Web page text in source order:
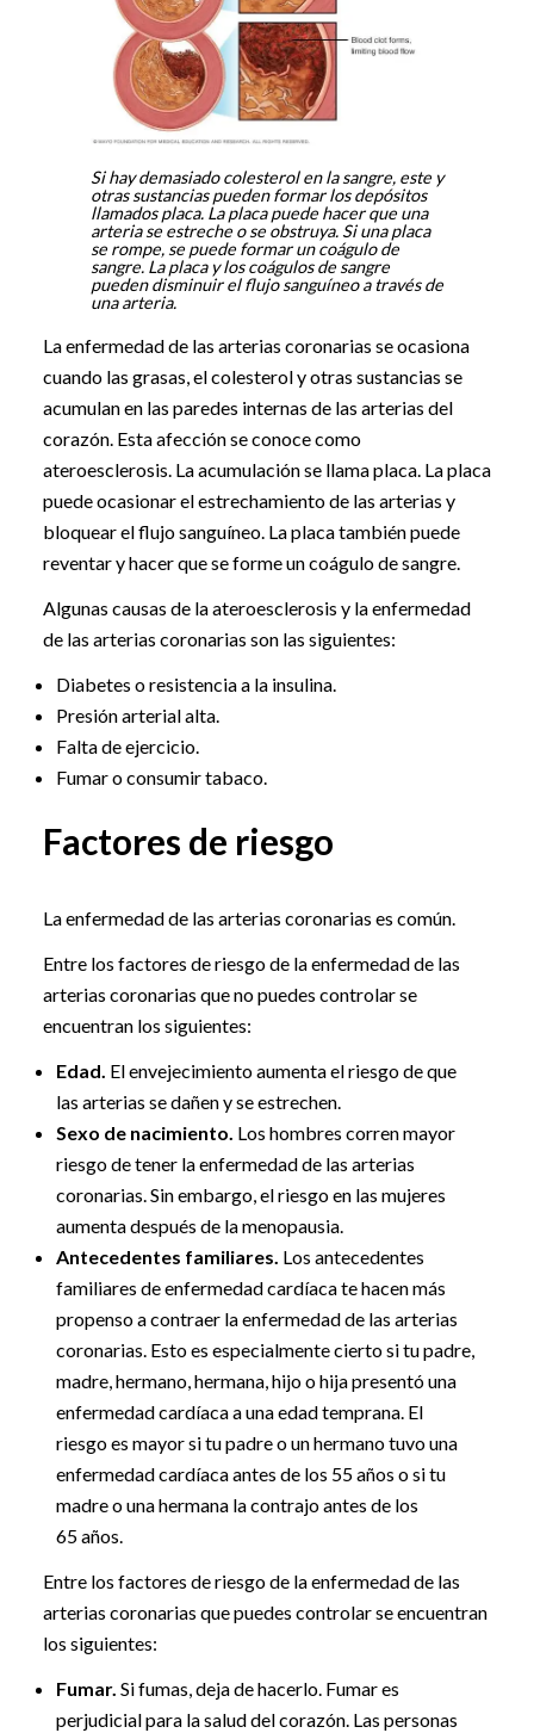
Si hay demasiado colesterol en la sangre, este y
otras sustancias pueden formar los depósitos
llamados placa. La placa puede hacer que una
arteria se estreche o se obstruya. Si una placa
se rompe, se puede formar un coágulo de
sangre. La placa y los coágulos de sangre
pueden disminuir el flujo sanguíneo a través de
una arteria.
La enfermedad de las arterias coronarias se ocasiona
cuando las grasas, el colesterol y otras sustancias se
acumulan en las paredes internas de las arterias del
corazón. Esta afección se conoce como
ateroesclerosis. La acumulación se llama placa. La placa
puede ocasionar el estrechamiento de las arterias y
bloquear el flujo sanguíneo. La placa también puede
reventar y hacer que se forme un coágulo de sangre.
Algunas causas de la ateroesclerosis y la enfermedad
de las arterias coronarias son las siguientes:
Diabetes o resistencia a la insulina.
Presión arterial alta.
Falta de ejercicio.
Fumar o consumir tabaco.
Factores de riesgo
La enfermedad de las arterias coronarias es común.
Entre los factores de riesgo de la enfermedad de las
arterias coronarias que no puedes controlar se
encuentran los siguientes:
Edad. El envejecimiento aumenta el riesgo de que
las arterias se dañen y se estrechen.
Sexo de nacimiento. Los hombres corren mayor
riesgo de tener la enfermedad de las arterias
coronarias. Sin embargo, el riesgo en las mujeres
aumenta después de la menopausia.
Antecedentes familiares. Los antecedentes
familiares de enfermedad cardíaca te hacen más
propenso a contraer la enfermedad de las arterias
coronarias. Esto es especialmente cierto si tu padre,
madre, hermano, hermana, hijo o hija presentó una
enfermedad cardíaca a una edad temprana. El
riesgo es mayor si tu padre o un hermano tuvo una
enfermedad cardíaca antes de los 55 años o si tu
madre o una hermana la contrajo antes de los
65 años.
Entre los factores de riesgo de la enfermedad de las
arterias coronarias que puedes controlar se encuentran
los siguientes:
Fumar.Si fumas, deja de hacerlo. Fumar es
perjudicial para la salud del corazón. Las personas